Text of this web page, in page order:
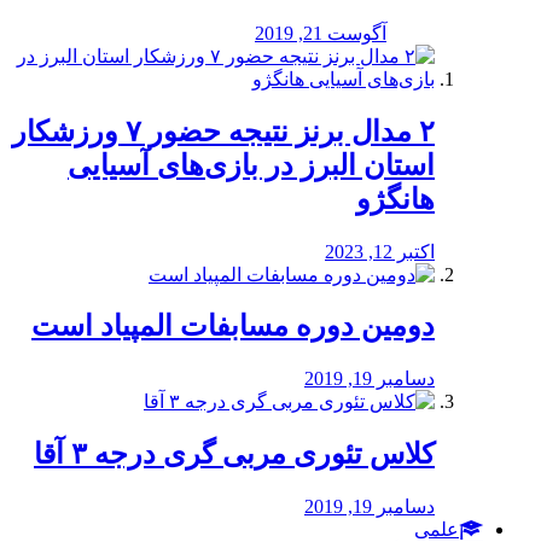
آگوست 21, 2019
۲ مدال برنز نتیجه حضور ۷ ورزشکار
استان البرز در بازی‌های آسیایی
هانگژو
اکتبر 12, 2023
دومین دوره مسابفات المپیاد است
دسامبر 19, 2019
کلاس تئوری مربی گری درجه ۳ آقا
دسامبر 19, 2019
علمی